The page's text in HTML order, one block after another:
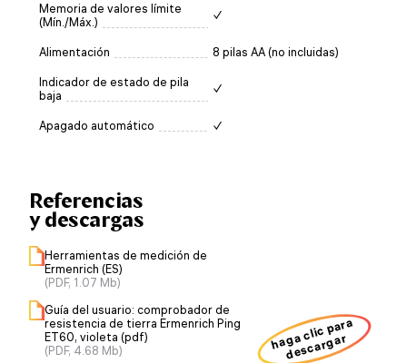
Memoria de valores límite
(Mín./Máx.)
✓
Alimentación 8 pilas AA (no incluidas)
Indicador de estado de pila
baja
✓
Apagado automático ✓
Referencias
y descargas
Herramientas de medición de
Ermenrich (ES)
(PDF, 1.07 Mb)
Guía del usuario: comprobador de
resistencia de tierra Ermenrich Ping
ET60, violeta (pdf)
(PDF, 4.68 Mb)
haga clic para
descargar